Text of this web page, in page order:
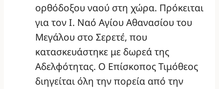
ορθόδοξου ναού στη χώρα. Πρόκειται
για τον Ι. Ναό Αγίου Αθανασίου του
Μεγάλου στο Σερετέ, που
κατασκευάστηκε με δωρεά της
Αδελφότητας. Ο Επίσκοπος Τιμόθεος
διηγείται όλη την πορεία από την